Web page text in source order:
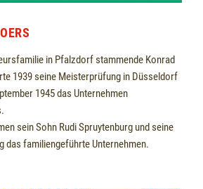
in Pfalzdorf stammende Konrad
1939 seine Meisterprüfung in Düsseldorf
1945 das Unternehmen
sein Sohn Rudi Spruytenburg und seine
das familiengeführte Unternehmen.